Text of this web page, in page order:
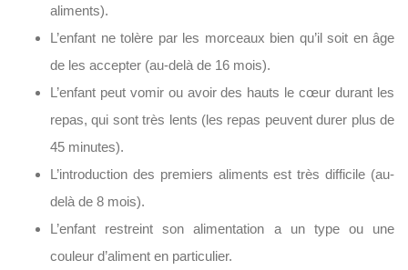
aliments).
L’enfant ne tolère par les morceaux bien qu’il soit en âge
de les accepter (au-delà de 16 mois).
L’enfant peut vomir ou avoir des hauts le cœur durant les
repas, qui sont très lents (les repas peuvent durer plus de
45 minutes).
L’introduction des premiers aliments est très difficile (au-
delà de 8 mois).
L’enfant restreint son alimentation a un type ou une
couleur d’aliment en particulier.